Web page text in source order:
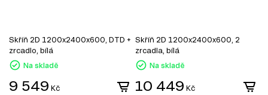
Skříň 2D 1200x2400x600, DTD +
zrcadlo, bílá
Na skladě
9 549 Kč
Skříň 2D 1200x2400x600, 2
zrcadla, bílá
Na skladě
10 449 Kč